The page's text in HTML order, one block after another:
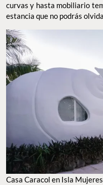
curvas y hasta mobiliario
estancia que no podrás
Casa Caracol en Isla